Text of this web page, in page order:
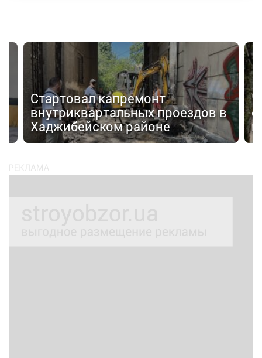
Стартовал капремонт
внутриквартальных проездов в
Хаджибейском районе